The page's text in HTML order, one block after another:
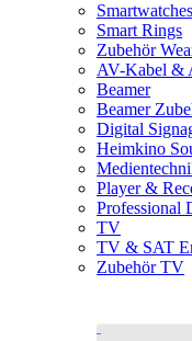
Smartwatches
Smart Rings
Zubehör
AV-Kabel &
Beamer
Beamer
Digital
Heimkino
Player &
Professional
TV
TV & SAT
Zubehör TV